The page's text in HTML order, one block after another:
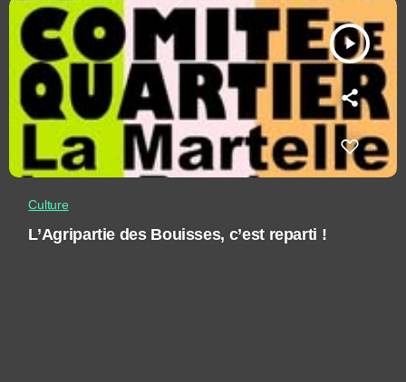
play_arrow
Culture
L’Agripartie des Bouisses, c’est reparti !